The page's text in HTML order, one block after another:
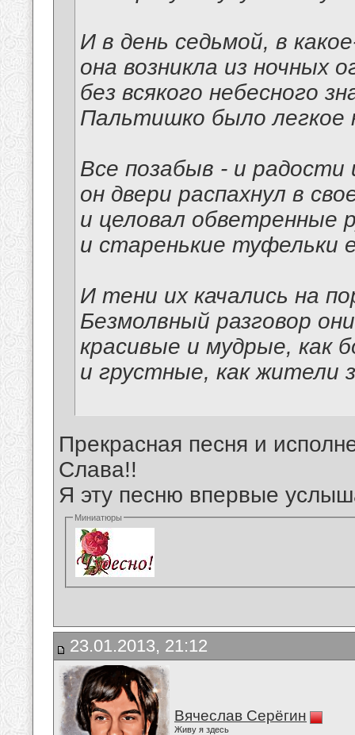
И в день седьмой, в
она возникла из ночных
без всякого небесного
Пальтишко было легкое
Все позабыв - и радости
он двери распахнул в
и целовал обветренные
и старенькие туфельки
И тени их качались на
Безмолвный разговор
красивые и мудрые, как
и грустные, как жители
Прекрасная песня и
Слава!!
Я эту песню впервые
Миниатюры
23.01.2013, 21:12
Вячеслав Серёгин
Живу я здесь